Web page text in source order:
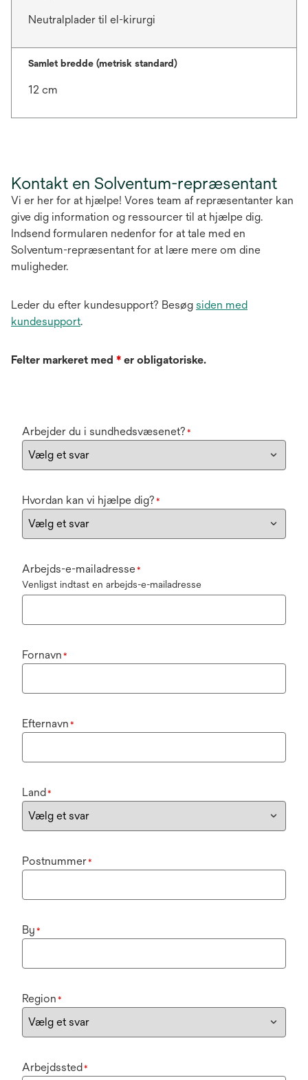
Neutralplader til el-kirurgi
Samlet bredde (metrisk standard)
12 cm
Kontakt en Solventum-repræsentant
Vi er her for at hjælpe! Vores team af repræsentanter kan
give dig information og ressourcer til at hjælpe dig.
Indsend formularen nedenfor for at tale med en
Solventum-repræsentant for at lære mere om dine
muligheder.
Leder du efter kundesupport? Besøg siden med
kundesupport.
Felter markeret med * er obligatoriske.
Arbejder du i sundhedsvæsenet? *
Hvordan kan vi hjælpe dig? *
Arbejds-e-mailadresse*
Venligst indtast en arbejds-e-mailadresse
Fornavn *
Efternavn *
Land*
Postnummer*
By *
Region *
Arbejdssted*